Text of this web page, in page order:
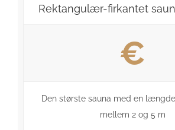
Rektangulær-firkantet
€
Den største sauna med en
mellem 2 og 5 m